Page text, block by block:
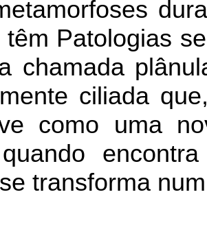
têm Patologias
chamada
ciliada
como uma
transforma